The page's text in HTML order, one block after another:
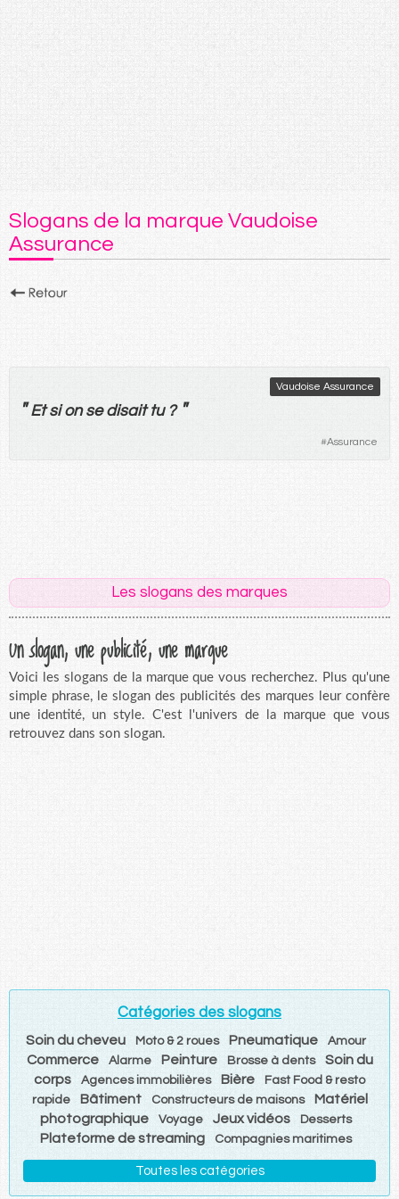
Slogans de la marque Vaudoise
Assurance
Vaudoise Assurance
" Et si on se disait tu? "
#Assurance
Les slogans des marques
Un slogan, une publicité, une marque
Voici les slogans de la marque que vous recherchez. Plus qu'une
simple phrase, le slogan des publicités des marques leur confère
une identité, un style. C'est l'univers de la marque que vous
retrouvez dans son slogan.
Catégories des slogans
Soin du cheveu Moto & 2 roues Pneumatique Amour
Commerce Alarme Peinture Brosse à dents
Soin du
corps
Agences immobilières Bière
Fast Food & resto
rapide
Bâtiment Constructeurs de maisons
Matériel
photographique
Voyage Jeux vidéos Desserts
Plateforme de streaming Compagnies maritimes
Toutes les catégories